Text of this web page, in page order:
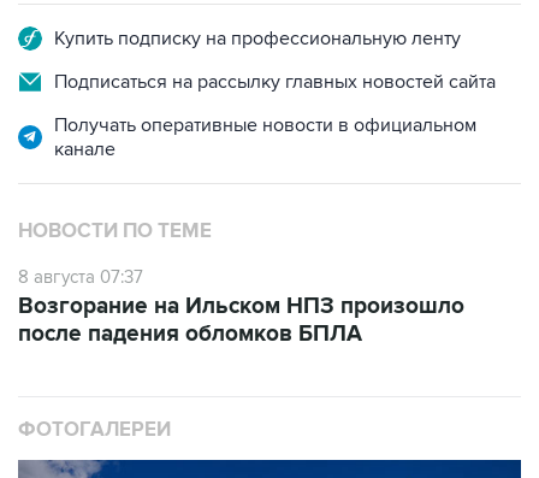
Купить подписку на профессиональную ленту
Подписаться на рассылку главных новостей сайта
Получать оперативные новости в официальном
канале
НОВОСТИ ПО ТЕМЕ
8 августа 07:37
Возгорание на Ильском НПЗ произошло
после падения обломков БПЛА
ФОТОГАЛЕРЕИ